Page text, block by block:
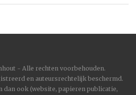
- Alle rechten voorbehouden.
en auteursrechtelijk beschermd.
dan ook (website, papieren publicatie,